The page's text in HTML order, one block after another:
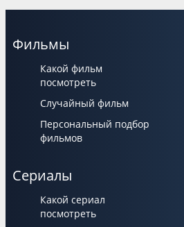
Фильмы
Какой фильм
посмотреть
Случайный фильм
Персональный подбор
фильмов
Сериалы
Какой сериал
посмотреть